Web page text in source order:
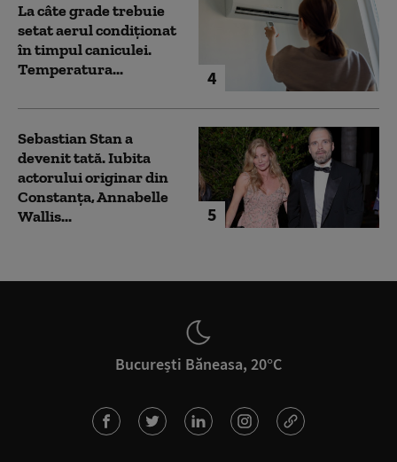
4
La câte grade trebuie
setat aerul condiționat
în timpul caniculei.
Temperatura...
5
Sebastian Stan a
devenit tată. Iubita
actorului originar din
Constanța, Annabelle
Wallis...
București Băneasa, 20°C